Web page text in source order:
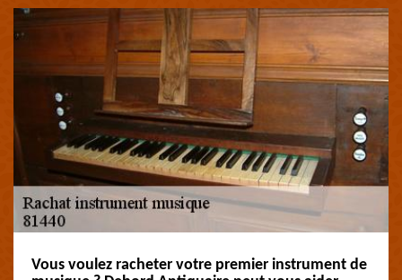
Vous voulez racheter votre premier instrument de